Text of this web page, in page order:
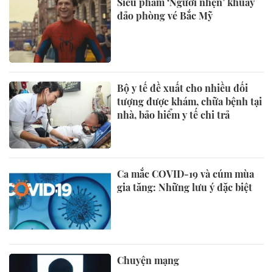
đảo phòng vé Bắc Mỹ
Bộ y tế đề xuất cho nhiều đối
tượng được khám, chữa bệnh tại
nhà, bảo hiểm y tế chi trả
Ca mắc COVID-19 và cúm mùa
gia tăng: Những lưu ý đặc biệt
Chuyện mạng